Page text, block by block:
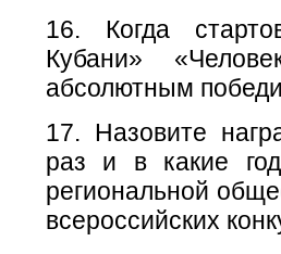
16. Когда
Кубани»
абсолютным
17. Назовите
раз и в какие
региональной
всероссийских